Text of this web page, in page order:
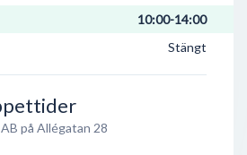
10:00-14:00
Stängt
på Allégatan 28